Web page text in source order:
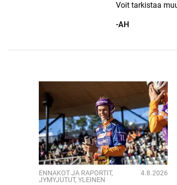
Voit tarkistaa
-AH
ENNAKOT JA RAPORTIT,
JYMYJUTUT, YLEINEN
4.8.2026